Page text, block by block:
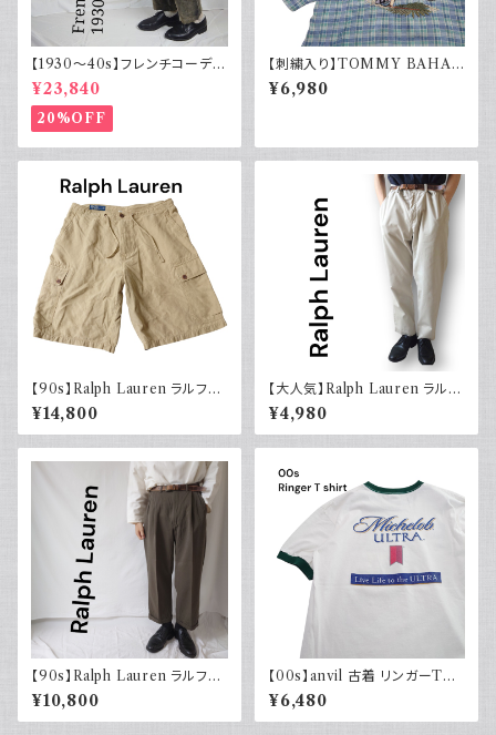
【1930～40s】フレンチコーデュ
ロイパンツ ヴィンテージ ダーク
ブラウン
¥23,840
20%OFF
【刺繍入り】TOMMY BAHA
MA トミーバハマ オープンカラ
ーシャツ シルク100％ 開禁 古
¥6,980
【90s】Ralph Lauren ラルフロ
ーレン カーゴショーツ シルクリ
ネンコットン イージーパンツ 古
着
¥14,800
【大人気】Ralph Lauren ラルフ
ローレン チノパン アイボリー
¥4,980
【90s】Ralph Lauren ラルフロ
ーレン ツータックスラックス ウ
ール カーキ 古着 TALONジッ
プ
¥10,800
【00s】anvil 古着 リンガーTシ
ャツ 両面プリント ビール Mich
elob ULTRA ホワイト グリー
ン 白T
¥6,480